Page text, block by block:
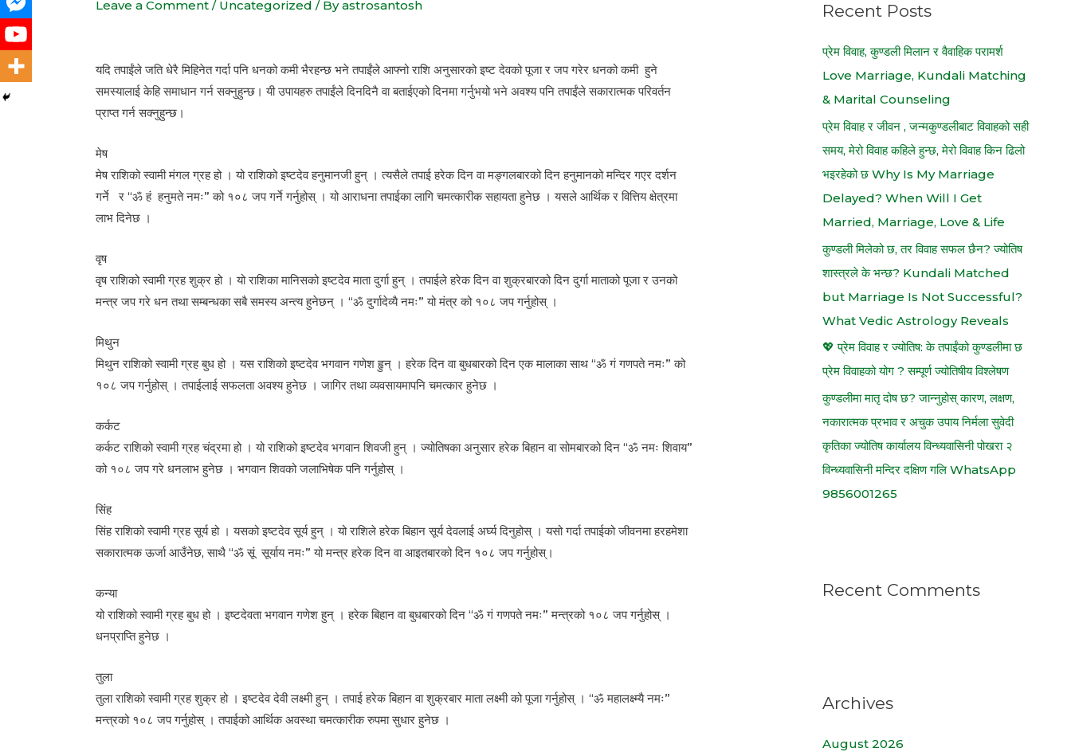
Leave a Comment / Uncategorized / Byastrosantosh
यदि तपाईंले जति धेरै मिहिनेत गर्दा पनि धनको कमी भैरहन्छ भने तपाईंले आफ्नो राशि अनुसारको इष्ट देवको पूजा र जप गरेर धनको कमी हुने
समस्यालाई केहि समाधान गर्न सक्नुहुन्छ। यी उपायहरु तपाईंले दिनदिनै वा बताईएको दिनमा गर्नुभयो भने अवश्य पनि तपाईंले सकारात्मक परिवर्तन
प्राप्त गर्न सक्नुहुन्छ।
मेष
मेष राशिको स्वामी मंगल ग्रह हो । यो राशिको इष्टदेव हनुमानजी हुन् । त्यसैले तपाई हरेक दिन वा मङ्गलबारको दिन हनुमानको मन्दिर गएर दर्शन
गर्ने र “ॐ हं हनुमते नमः” को १०८ जप गर्ने गर्नुहोस् । यो आराधना तपाईका लागि चमत्कारीक सहायता हुनेछ । यसले आर्थिक र वित्तिय क्षेत्रमा
लाभ दिनेछ ।
वृष
वृष राशिको स्वामी ग्रह शुक्र हो । यो राशिका मानिसको इष्टदेव माता दुर्गा हुन् । तपाईले हरेक दिन वा शुक्रबारको दिन दुर्गा माताको पूजा र उनको
मन्त्र जप गरे धन तथा सम्बन्धका सबै समस्य अन्त्य हुनेछन् । “ॐ दुर्गादेव्यै नमः” यो मंत्र को १०८ जप गर्नुहोस् ।
मिथुन
मिथुन राशिको स्वामी ग्रह बुध हो । यस राशिको इष्टदेव भगवान गणेश हृुन् । हरेक दिन वा बुधबारको दिन एक मालाका साथ “ॐ गं गणपते नमः” को
१०८ जप गर्नुहोस् । तपाईलाई सफलता अवश्य हुनेछ । जागिर तथा व्यवसायमापनि चमत्कार हुनेछ ।
कर्कट
कर्कट राशिको स्वामी ग्रह चंद्रमा हो । यो राशिको इष्टदेव भगवान शिवजी हुन् । ज्योतिषका अनुसार हरेक बिहान वा सोमबारको दिन “ॐ नमः शिवाय”
को १०८ जप गरे धनलाभ हुनेछ । भगवान शिवको जलाभिषेक पनि गर्नुहोस् ।
सिंह
सिंह राशिको स्वामी ग्रह सूर्य हो । यसको इष्टदेव सूर्य हुन् । यो राशिले हरेक बिहान सूर्य देवलाई अर्घ्य दिनुहोस् । यसो गर्दा तपाईको जीवनमा हरहमेशा
सकारात्मक ऊर्जा आउँनेछ, साथै “ॐ सूं सूर्याय नमः” यो मन्त्र हरेक दिन वा आइतबारको दिन १०८ जप गर्नुहोस्।
कन्या
यो राशिको स्वामी ग्रह बुध हो । इष्टदेवता भगवान गणेश हुन् । हरेक बिहान वा बुधबारको दिन “ॐ गं गणपते नमः” मन्त्रको १०८ जप गर्नुहोस् ।
धनप्राप्ति हुनेछ ।
तुला
तुला राशिको स्वामी ग्रह शुक्र हो । इष्टदेव देवी लक्ष्मी हुन् । तपाई हरेक बिहान वा शुक्रबार माता लक्ष्मी को पूजा गर्नुहोस् । “ॐ महालक्ष्म्यै नमः”
मन्त्रको १०८ जप गर्नुहोस् । तपाईको आर्थिक अवस्था चमत्कारीक रुपमा सुधार हुनेछ ।
h
o
r
:
Recent Posts
प्रेम विवाह, कुण्डली मिलान र वैवाहिक परामर्श
Love Marriage, Kundali Matching
& Marital Counseling
प्रेम विवाह र जीवन , जन्मकुण्डलीबाट विवाहको सही
समय, मेरो विवाह कहिले हुन्छ, मेरो विवाह किन ढिलो
भइरहेको छ Why Is My Marriage
Delayed? When Will I Get
Married, Marriage, Love & Life
कुण्डली मिलेको छ, तर विवाह सफल छैन? ज्योतिष
शास्त्रले के भन्छ? Kundali Matched
but Marriage Is Not Successful?
What Vedic Astrology Reveals
💖 प्रेम विवाह र ज्योतिष: के तपाईंको कुण्डलीमा छ
प्रेम विवाहको योग ? सम्पूर्ण ज्योतिषीय विश्लेषण
कुण्डलीमा मातृ दोष छ? जान्नुहोस् कारण, लक्षण,
नकारात्मक प्रभाव र अचुक उपाय निर्मला सुवेदी
कृतिका ज्योतिष कार्यालय विन्ध्यवासिनी पोखरा २
विन्ध्यवासिनी मन्दिर दक्षिण गलि WhatsApp
9856001265
Recent Comments
Archives
August 2026